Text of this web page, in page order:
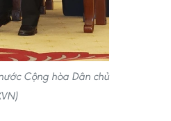
Cộng hòa Dân chủ